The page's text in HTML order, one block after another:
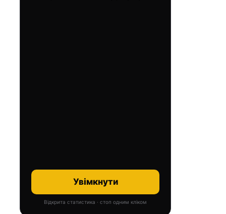
Увімкнути
Відкрита статистика · стоп одним кліком